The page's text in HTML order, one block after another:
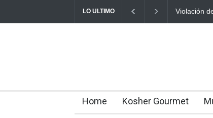
LO ULTIMO Violación de la frontera:
Home Kosher Gourmet